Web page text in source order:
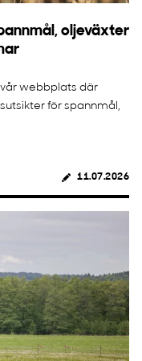
oljeväxter
webbplats där
för spannmål,
11.07.2026